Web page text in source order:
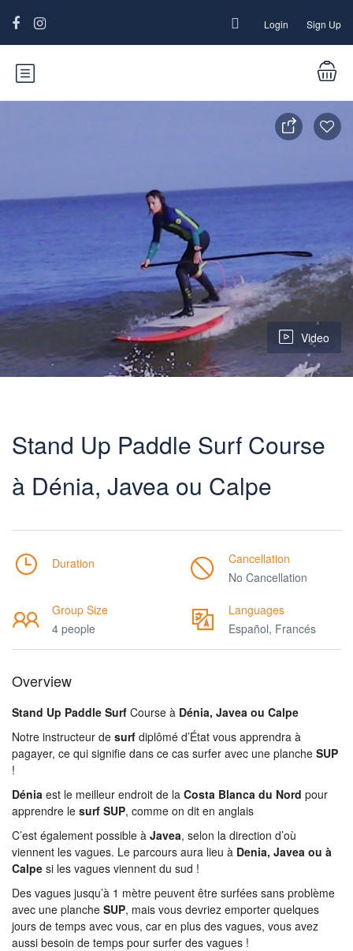
Login Sign Up
Video
Stand Up Paddle Surf Course
à Dénia, Javea ou Calpe
Duration
Cancellation
No Cancellation
Group Size
4 people
Languages
Español, Francés
Overview
Stand Up Paddle Surf Course à Dénia, Javea ou Calpe
Notre instructeur de surf diplômé d’État vous apprendra à
pagayer, ce qui signifie dans ce cas surfer avec une planche SUP
!
Dénia est le meilleur endroit de la Costa Blanca du Nord pour
apprendre le surf SUP, comme on dit en anglais
C’est également possible à Javea, selon la direction d’où
viennent les vagues. Le parcours aura lieu à Denia, Javea ou à
Calpe si les vagues viennent du sud !
Des vagues jusqu’à 1 mètre peuvent être surfées sans problème
avec une planche SUP, mais vous devriez emporter quelques
jours de temps avec vous, car en plus des vagues, vous avez
aussi besoin de temps pour surfer des vagues !